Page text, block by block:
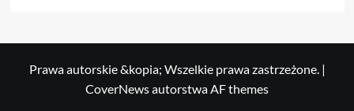
Prawa autorskie &kopia; Wszelkie prawa zastrzeżone. |
CoverNewsautorstwa AF themes